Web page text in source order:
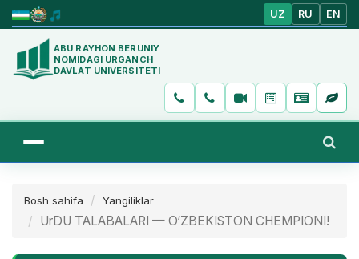
UZ RU EN
ABU RAYHON BERUNIY
NOMIDAGI URGANCH
DAVLAT UNIVERSITETI
Bosh sahifa Yangiliklar
UrDU TALABALARI — O‘ZBEKISTON CHEMPIONI!